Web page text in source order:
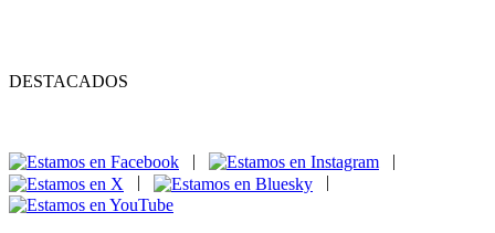
DESTACADOS
|
|
|
|